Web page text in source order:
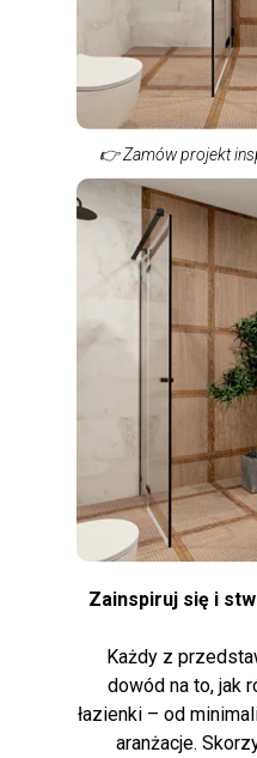
Zainspiruj się i
Każdy z
dowód na to, jak
łazienki – od
aranżacje.
👉 Zamów projekt